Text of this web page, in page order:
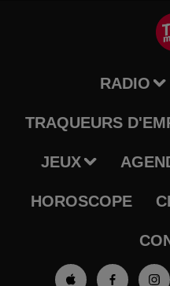
RADIO
TRAQUEURS
JEUX
HOROSCOPE